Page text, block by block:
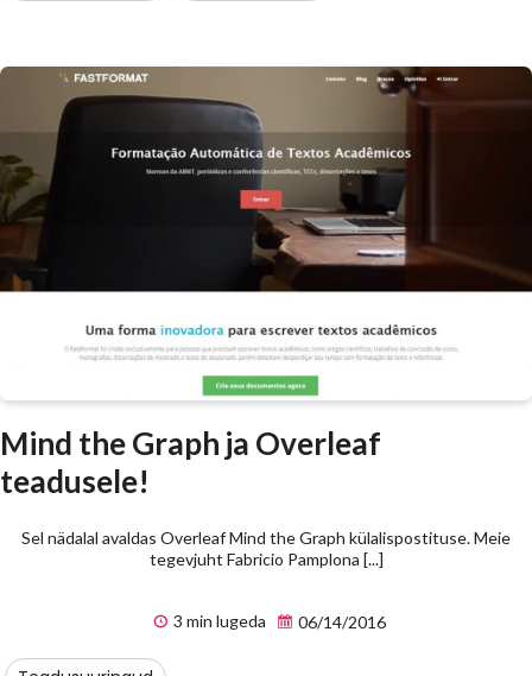
Mind the Graph ja Overleaf
teadusele!
Sel nädalal avaldas Overleaf Mind the Graph külalispostituse. Meie
tegevjuht Fabricio Pamplona [...]
3 min lugeda 06/14/2016